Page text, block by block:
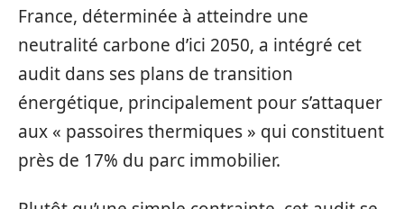
France, déterminée à atteindre une
neutralité carbone d’ici 2050, a intégré cet
audit dans ses plans de transition
énergétique, principalement pour s’attaquer
aux « passoires thermiques » qui constituent
près de 17% du parc immobilier.